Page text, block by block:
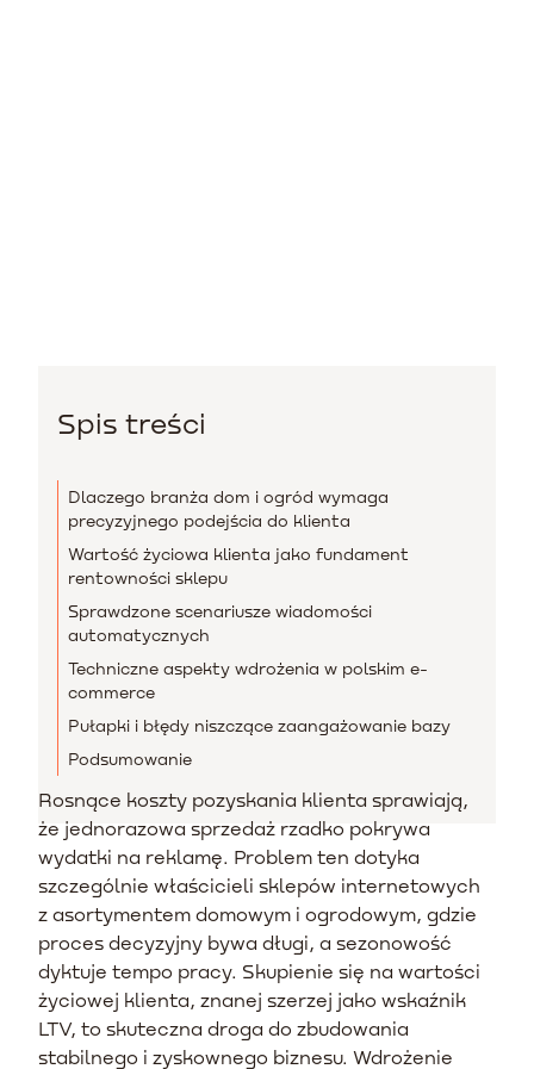
Spis treści
Dlaczego branża dom i ogród wymaga
precyzyjnego podejścia do klienta
Wartość życiowa klienta jako fundament
rentowności sklepu
Sprawdzone scenariusze wiadomości
automatycznych
Techniczne aspekty wdrożenia w polskim e-
commerce
Pułapki i błędy niszczące zaangażowanie bazy
Podsumowanie
Rosnące koszty pozyskania klienta sprawiają,
że jednorazowa sprzedaż rzadko pokrywa
wydatki na reklamę. Problem ten dotyka
szczególnie właścicieli sklepów internetowych
z asortymentem domowym i ogrodowym, gdzie
proces decyzyjny bywa długi, a sezonowość
dyktuje tempo pracy. Skupienie się na wartości
życiowej klienta, znanej szerzej jako wskaźnik
LTV, to skuteczna droga do zbudowania
stabilnego i zyskownego biznesu. Wdrożenie